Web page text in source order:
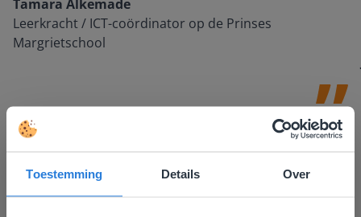
Toestemming Details Over
Tamara Alkemade
Leerkracht / ICT-coördinator op de Prinses
Margrietschool